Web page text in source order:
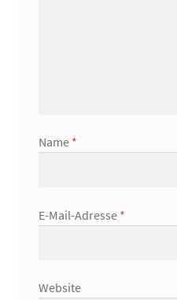
Name *
E-Mail-Adresse *
Website